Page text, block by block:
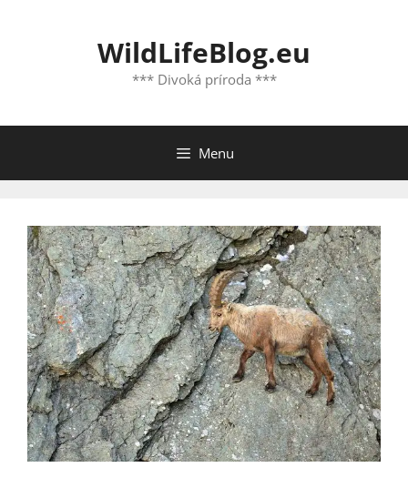
WildLifeBlog.eu
*** Divoká príroda ***
Menu